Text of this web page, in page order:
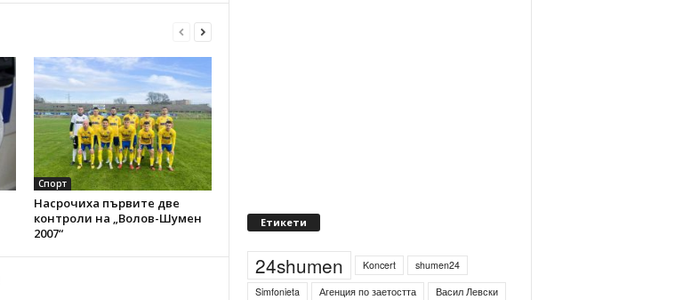
Спорт
Насрочиха първите две
контроли на „Волов-Шумен
2007“
Етикети
24shumen Koncert
shumen24
Simfonieta
Агенция по заетостта
Васил Левски